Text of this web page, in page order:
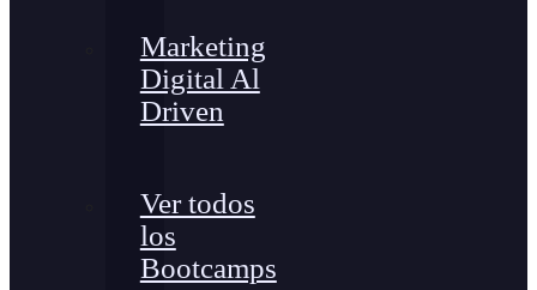
Marketing
Digital Al
Driven
Ver todos
los
Bootcamps